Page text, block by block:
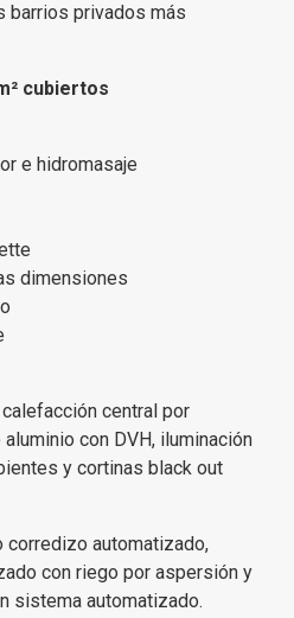
barrios privados más
cubiertos
e hidromasaje
dimensiones
calefacción central por
con DVH, iluminación
y cortinas black out
corredizo automatizado,
con riego por aspersión y
sistema automatizado.